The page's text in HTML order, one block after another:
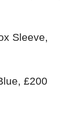
Sleeve,
£200